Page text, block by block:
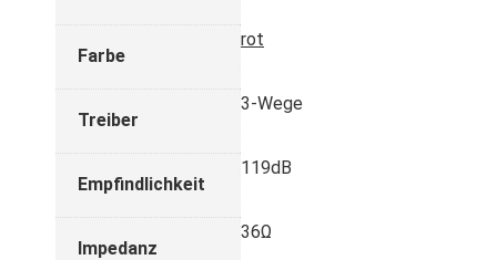
Farbe
rot
Treiber
3-Wege
Empfindlichkeit
119dB
Impedanz
36Ω